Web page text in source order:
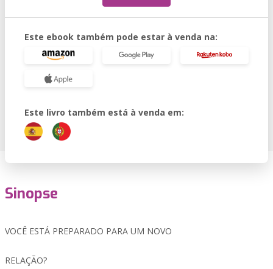
Este ebook também pode estar à venda na:
Este livro também está à venda em:
Sinopse
VOCÊ ESTÁ PREPARADO PARA UM NOVO
RELAÇÃO?